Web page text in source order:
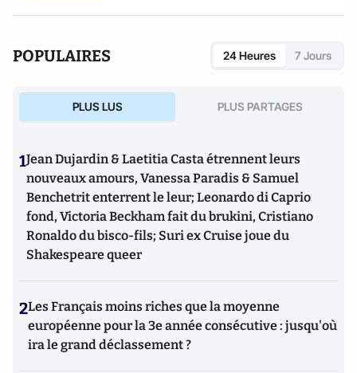
POPULAIRES 24 Heures 7 Jours
PLUS LUS PLUS PARTAGES
1Jean Dujardin & Laetitia Casta étrennent leurs
nouveaux amours, Vanessa Paradis & Samuel
Benchetrit enterrent le leur; Leonardo di Caprio
fond, Victoria Beckham fait du brukini, Cristiano
Ronaldo du bisco-fils; Suri ex Cruise joue du
Shakespeare queer
2Les Français moins riches que la moyenne
européenne pour la 3e année consécutive : jusqu'où
ira le grand déclassement ?